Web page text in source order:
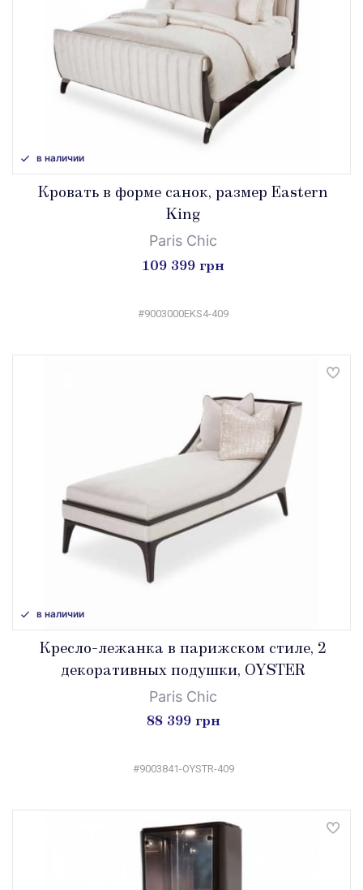
в наличии
Кровать в форме санок, размер Eastern
King
Paris Chic
109 399 грн
#9003000EKS4-409
в наличии
Кресло-лежанка в парижском стиле, 2
декоративных подушки, OYSTER
Paris Chic
88 399 грн
#9003841-OYSTR-409